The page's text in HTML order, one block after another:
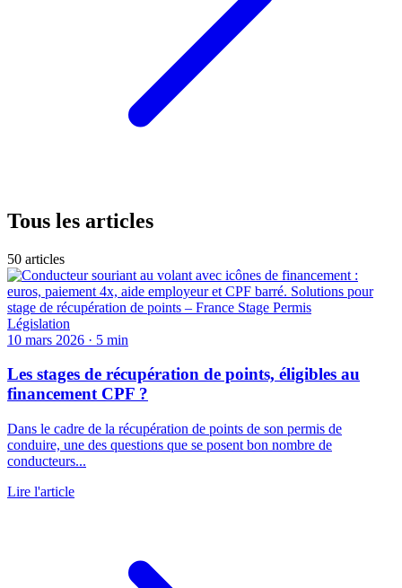
Tous les articles
50 articles
Législation
10 mars 2026 · 5 min
Les stages de récupération de points, éligibles au
financement CPF ?
Dans le cadre de la récupération de points de son permis de
conduire, une des questions que se posent bon nombre de
conducteurs...
Lire l'article